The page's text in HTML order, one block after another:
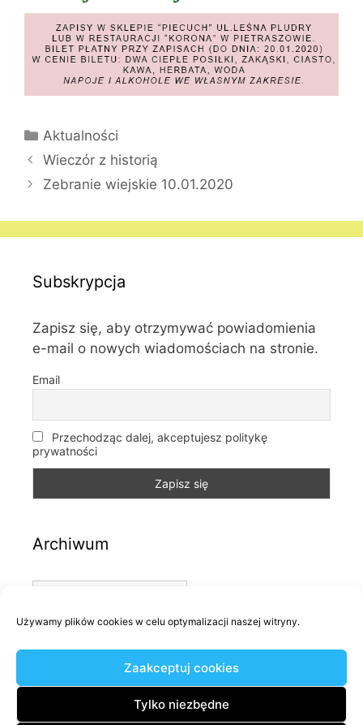
Używamy plików cookies w celu optymalizacji naszej witryny.
Zaakceptuj cookies
Tylko niezbędne
Kategorie
Aktualności
Wieczór z historią
Zebranie wiejskie 10.01.2020
Subskrypcja
Zapisz się, aby otrzymywać powiadomienia
e-mail o nowych wiadomościach na stronie.
Email
Przechodząc dalej, akceptujesz politykę
prywatności
Archiwum
Archiwum
Kategorie
Kategorie